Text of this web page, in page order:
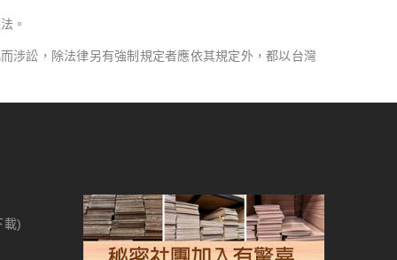
。
涉訟，除法律另有強制規定者應依其規定外，都以台灣
載)